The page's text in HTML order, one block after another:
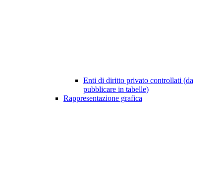
Enti di diritto privato controllati (da
pubblicare in tabelle)
Rappresentazione grafica